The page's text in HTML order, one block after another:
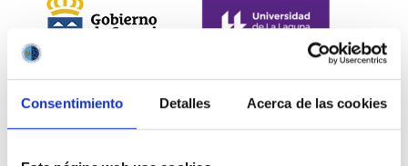
Consentimiento Detalles Acerca de las cookies